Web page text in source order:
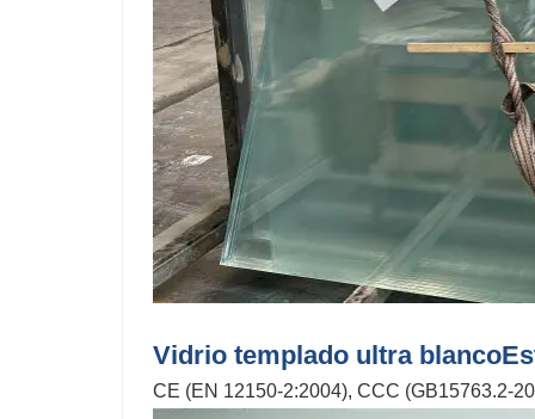
Vidrio templado ultra blanco
CE (EN 12150-2:2004), CCC (GB15763.2-